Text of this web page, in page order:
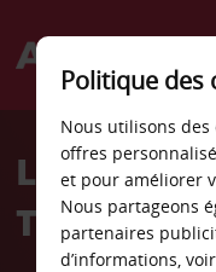
Welcome
AvisLocation
Tomball
Politique des
Nous utilisons des
offres
et pour améliorer
Nous partageons
partenaires
d’informations,